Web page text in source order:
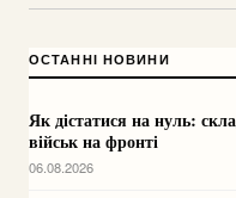
ОСТАННІ НОВИНИ
Як дістатися на нуль:
військ на фронті
06.08.2026